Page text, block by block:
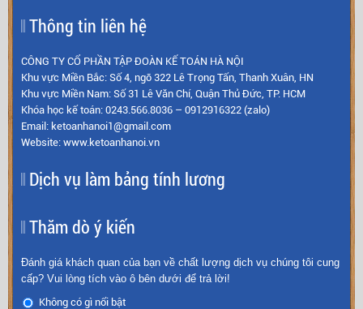
Thông tin liên hệ
CÔNG TY CỔ PHẦN TẬP ĐOÀN KẾ TOÁN HÀ NỘI
Khu vực Miền Bắc: Số 4, ngõ 322 Lê Trọng Tấn, Thanh Xuân, HN
Khu vực Miền Nam: Số 31 Lê Văn Chí, Quận Thủ Đức, TP. HCM
Khóa học kế toán: 0243.566.8036 – 0912916322 (zalo)
Email: ketoanhanoi1@gmail.com
Website: www.ketoanhanoi.vn
Dịch vụ làm bảng tính lương
Thăm dò ý kiến
Đánh giá khách quan của bạn về chất lượng dịch vụ chúng tôi cung
cấp? Vui lòng tích vào ô bên dưới để trả lời!
Không có gì nổi bật